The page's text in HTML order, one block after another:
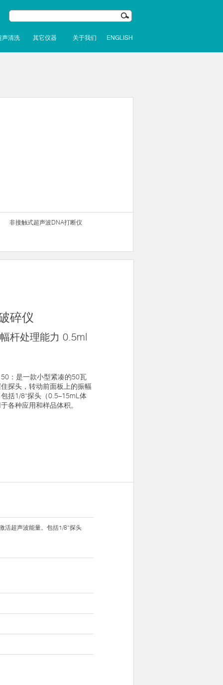
声清洗 其它仪器 关于我们 ENGLISH
非接触式超声波DNA打断仪
碎仪
杆处理能力 0.5ml
：是一款小型紧凑的50瓦
探头，转动前面板上的振幅
括1/8“探头（0.5–15mL体
各种应用和样品体积。
活超声波能量。包括1/8“探头